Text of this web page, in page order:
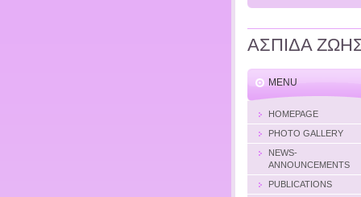
ΑΣΠΙΔΑ
MENU
HOMEPAGE
PHOTO GALLERY
NEWS-
ANNOUNCEMENTS
PUBLICATIONS